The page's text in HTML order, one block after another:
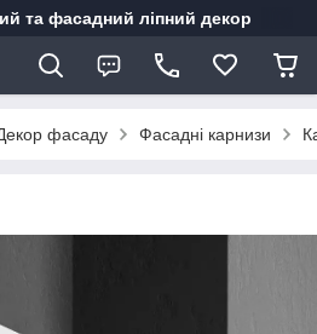
та фасадний ліпний декор
фасаду Фасадні карнизи